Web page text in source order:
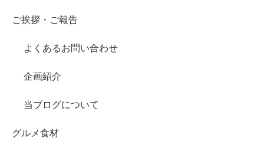
ご挨拶・ご報告
よくあるお問い合わせ
企画紹介
当ブログについて
グルメ食材